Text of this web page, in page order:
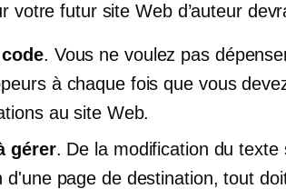
votre futur site Web d’auteur
. Vous ne voulez pas
à chaque fois que vous
au site Web.
gérer. De la modification du texte
d'une page de destination, tout